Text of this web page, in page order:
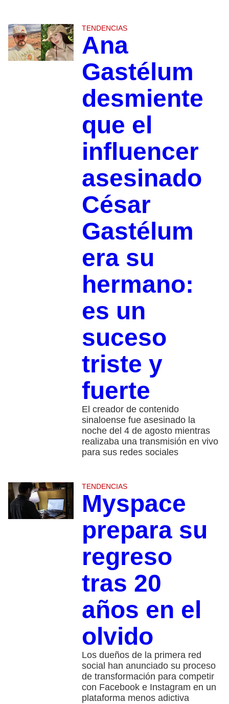
TENDENCIAS
Ana
Gastélum
desmiente
que el
influencer
asesinado
César
Gastélum
era su
hermano:
es un
suceso
triste y
fuerte
El creador de contenido
sinaloense fue asesinado la
noche del 4 de agosto mientras
realizaba una transmisión en vivo
para sus redes sociales
TENDENCIAS
Myspace
prepara su
regreso
tras 20
años en el
olvido
Los dueños de la primera red
social han anunciado su proceso
de transformación para competir
con Facebook e Instagram en un
plataforma menos adictiva